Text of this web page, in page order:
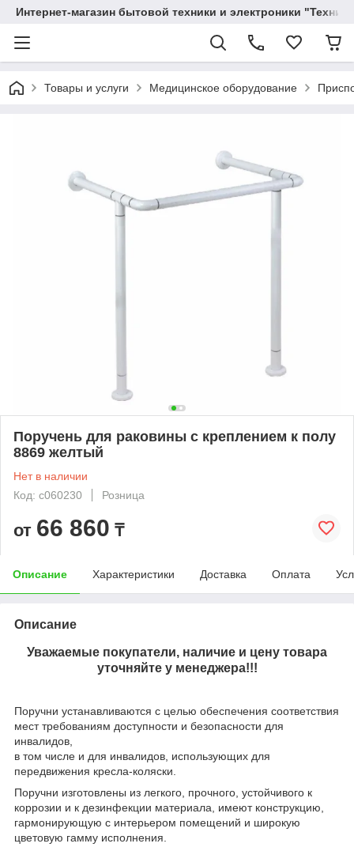
Интернет-магазин бытовой техники и электроники
Товары и услуги Медицинское оборудование
Поручень для раковины с креплением к полу
8869 желтый
Нет в наличии
Код: c060230
Розница
от 66 860 ₸
Описание Характеристики Доставка Оплата
Описание
Уважаемые покупатели, наличие и цену товара
уточняйте у менеджера!!!
Поручни устанавливаются с целью обеспечения соответствия
мест требованиям доступности и безопасности для
инвалидов,
в том числе и для инвалидов, использующих для
передвижения кресла-коляски.
Поручни изготовлены из легкого, прочного, устойчивого к
коррозии и к дезинфекции материала, имеют конструкцию,
гармонирующую с интерьером помещений и широкую
цветовую гамму исполнения.